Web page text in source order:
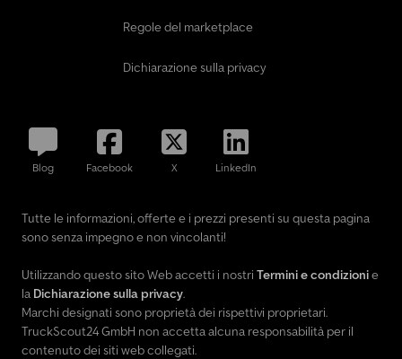
Regole del marketplace
Dichiarazione sulla privacy
Blog Facebook X LinkedIn
Tutte le informazioni, offerte e i prezzi presenti su questa pagina
sono senza impegno e non vincolanti!
Utilizzando questo sito Web accetti i nostri Termini e condizionie
la Dichiarazione sulla privacy.
Marchi designati sono proprietà dei rispettivi proprietari.
TruckScout24 GmbH non accetta alcuna responsabilità per il
contenuto dei siti web collegati.